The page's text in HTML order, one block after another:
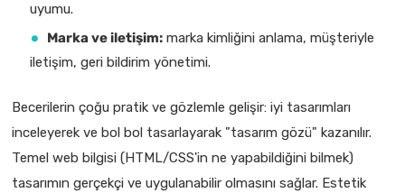
uyumu.
Marka ve iletişim: marka kimliğini anlama, müşteriyle
iletişim, geri bildirim yönetimi.
Becerilerin çoğu pratik ve gözlemle gelişir: iyi tasarımları
inceleyerek ve bol bol tasarlayarak "tasarım gözü" kazanılır.
Temel web bilgisi (HTML/CSS'in ne yapabildiğini bilmek)
tasarımın gerçekçi ve uygulanabilir olmasını sağlar. Estetik